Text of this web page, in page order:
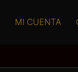
MI CUENTA